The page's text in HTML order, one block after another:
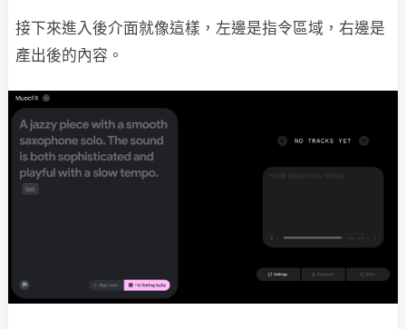
接下來進入後介面就像這樣，左邊是指令區域，右邊是
產出後的內容。